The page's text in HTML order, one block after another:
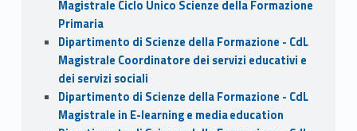
Magistrale Ciclo Unico Scienze della Formazione
Primaria
Dipartimento di Scienze della Formazione - CdL
Magistrale Coordinatore dei servizi educativi e
dei servizi sociali
Dipartimento di Scienze della Formazione - CdL
Magistrale in E-learning e media education